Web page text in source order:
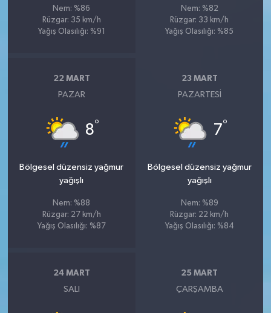
Nem: %86
Rüzgar: 35 km/h
Yağış Olasılığı: %91
Nem: %82
Rüzgar: 33 km/h
Yağış Olasılığı: %85
22 MART
PAZAR
8°
Bölgesel düzensiz yağmur
yağışlı
Nem: %88
Rüzgar: 27 km/h
Yağış Olasılığı: %87
23 MART
PAZARTESI
7°
Bölgesel düzensiz yağmur
yağışlı
Nem: %89
Rüzgar: 22 km/h
Yağış Olasılığı: %84
24 MART
SALI
25 MART
ÇARŞAMBA